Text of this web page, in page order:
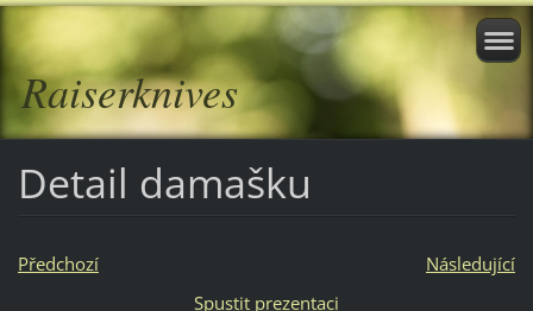
Raiserknives
Detail damašku
Předchozí
Následující
Spustit prezentaci